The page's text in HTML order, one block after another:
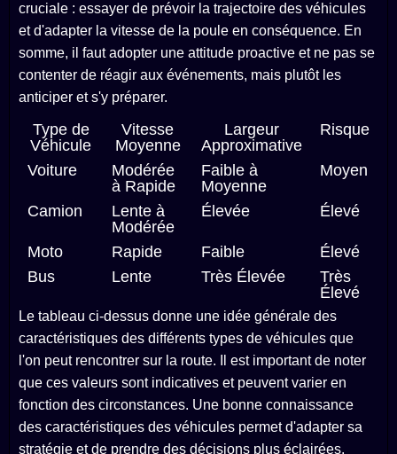
cruciale : essayer de prévoir la trajectoire des véhicules
et d'adapter la vitesse de la poule en conséquence. En
somme, il faut adopter une attitude proactive et ne pas se
contenter de réagir aux événements, mais plutôt les
anticiper et s'y préparer.
Type de
Véhicule
Vitesse
Moyenne
Largeur
Approximative
Risque
Voiture
Modérée
à Rapide
Faible à
Moyenne
Moyen
Camion
Lente à
Modérée
Élevée Élevé
Moto Rapide Faible
Élevé
Bus
Lente Très Élevée
Très
Élevé
Le tableau ci-dessus donne une idée générale des
caractéristiques des différents types de véhicules que
l'on peut rencontrer sur la route. Il est important de noter
que ces valeurs sont indicatives et peuvent varier en
fonction des circonstances. Une bonne connaissance
des caractéristiques des véhicules permet d'adapter sa
stratégie et de prendre des décisions plus éclairées.